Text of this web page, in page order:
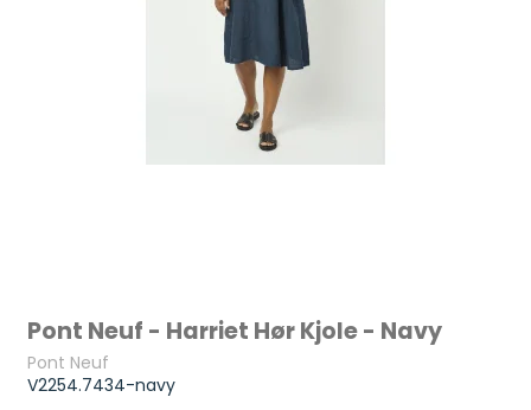
Pont Neuf - Harriet Hør Kjole - Navy
Pont Neuf
V2254.7434-navy